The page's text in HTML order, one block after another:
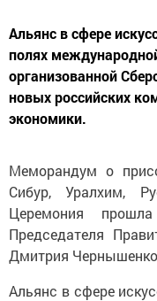
Альянс в сфере
полях
организованной
новых российских
экономики.
Меморандум о
Сибур, Уралхим,
Церемония
Председателя
Дмитрия
Альянс в сфере